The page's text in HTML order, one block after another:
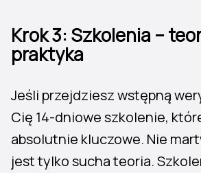
Krok 3: Szkolenia –
praktyka
Jeśli przejdziesz wstępną
Cię 14-dniowe szkolenie,
absolutnie kluczowe. Nie
jest tylko sucha teoria.